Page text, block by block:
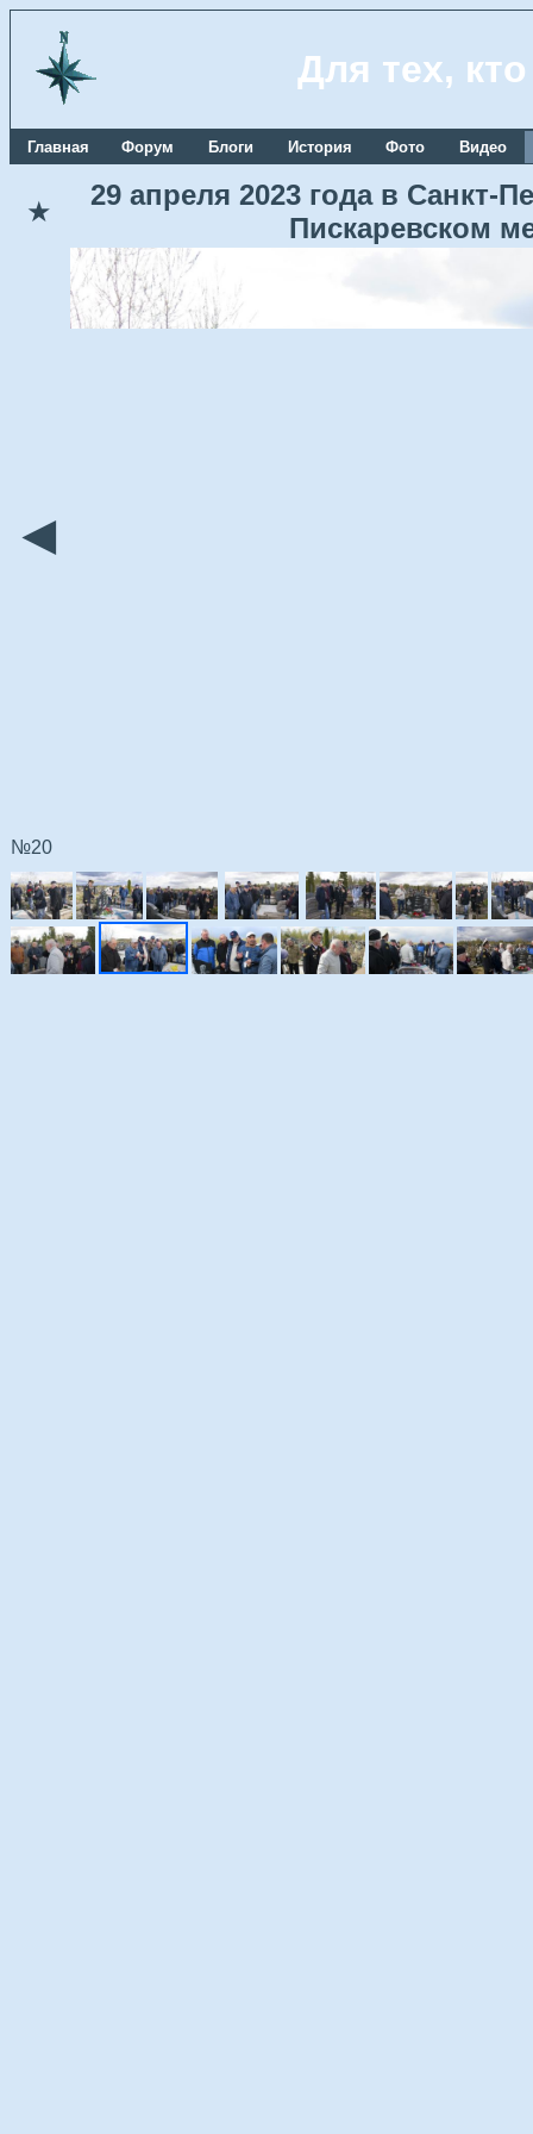
Для тех,
Главная Форум Блоги История Фото Видео
★
29 апреля 2023 года в Санкт-
Пискаревском
◄
№20